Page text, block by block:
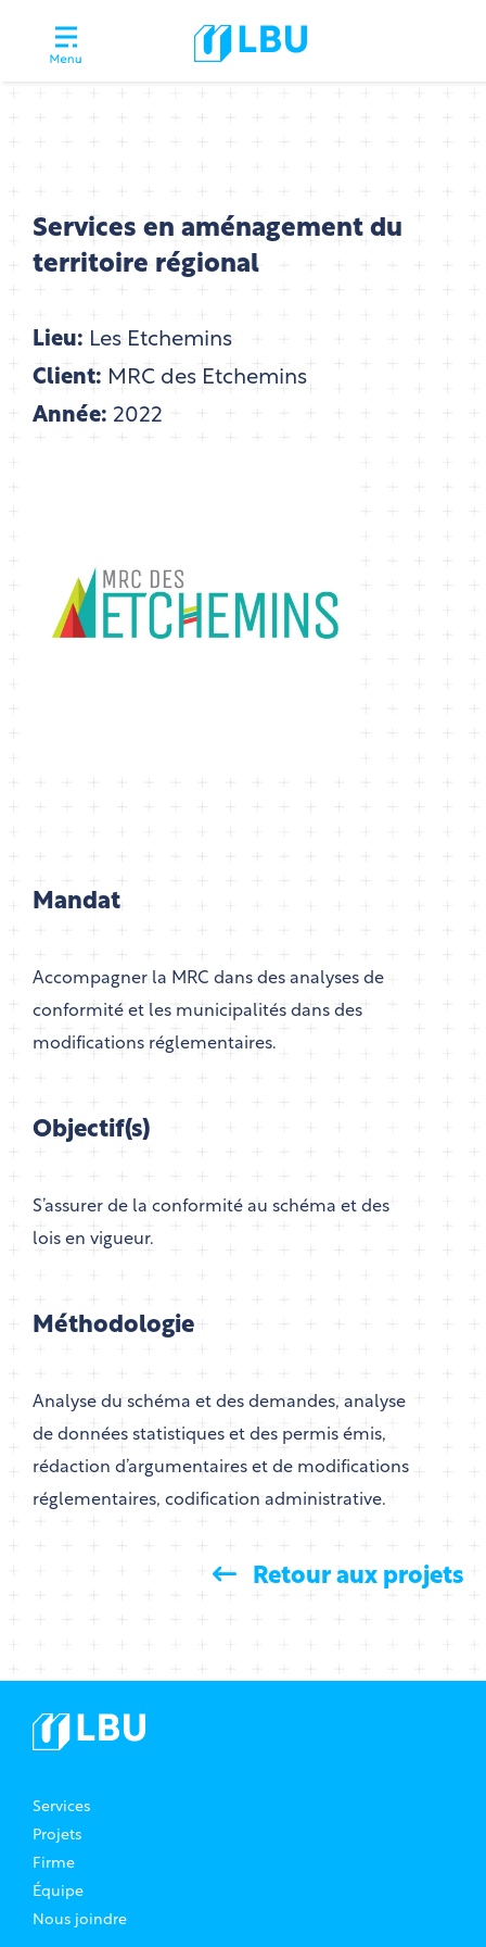
Services en aménagement du
territoire régional
Lieu: Les Etchemins
Client: MRC des Etchemins
Année: 2022
Mandat
Accompagner la MRC dans des analyses de
conformité et les municipalités dans des
modifications réglementaires.
Objectif(s)
S’assurer de la conformité au schéma et des
lois en vigueur.
Méthodologie
Analyse du schéma et des demandes, analyse
de données statistiques et des permis émis,
rédaction d’argumentaires et de modifications
réglementaires, codification administrative.
Retour aux projets
Services
Projets
Firme
Équipe
Nous joindre